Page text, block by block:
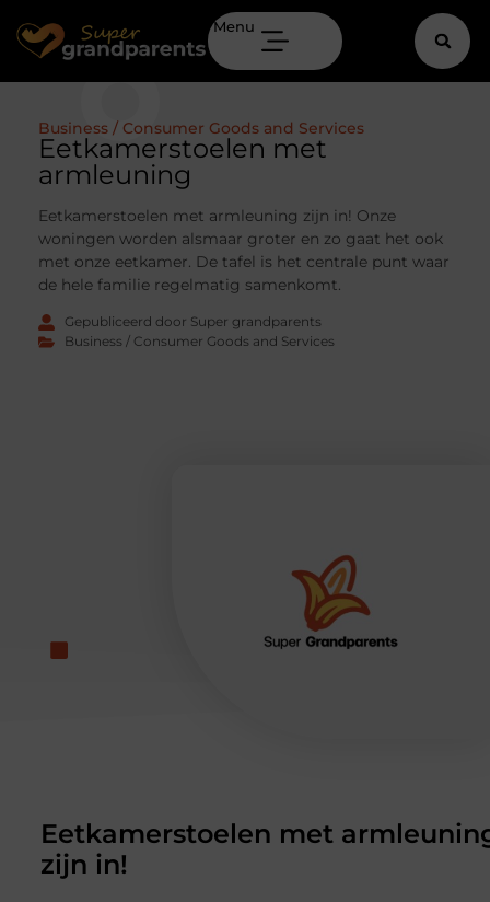
Menu
Business / Consumer Goods and Services
Eetkamerstoelen met
armleuning
Eetkamerstoelen met armleuning zijn in! Onze
woningen worden alsmaar groter en zo gaat het ook
met onze eetkamer. De tafel is het centrale punt waar
de hele familie regelmatig samenkomt.
Gepubliceerd door Super grandparents
Business / Consumer Goods and Services
Eetkamerstoelen met
zijn in!